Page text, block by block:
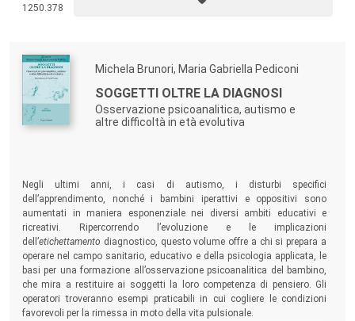
1250.378
Michela Brunori, Maria Gabriella Pediconi
SOGGETTI OLTRE LA DIAGNOSI
Osservazione psicoanalitica, autismo e
altre difficoltà in età evolutiva
Negli ultimi anni, i casi di autismo, i disturbi specifici
dell’apprendimento, nonché i bambini iperattivi e oppositivi sono
aumentati in maniera esponenziale nei diversi ambiti educativi e
ricreativi. Ripercorrendo l’evoluzione e le implicazioni
dell’etichettamento diagnostico, questo volume offre a chi si prepara a
operare nel campo sanitario, educativo e della psicologia applicata, le
basi per una formazione all’osservazione psicoanalitica del bambino,
che mira a restituire ai soggetti la loro competenza di pensiero. Gli
operatori troveranno esempi praticabili in cui cogliere le condizioni
favorevoli per la rimessa in moto della vita pulsionale.